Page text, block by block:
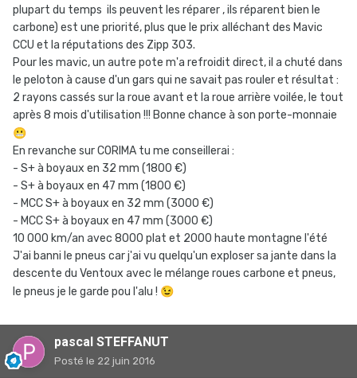
plupart du temps ils peuvent les réparer , ils réparent bien le
carbone) est une priorité, plus que le prix alléchant des Mavic
CCU et la réputations des Zipp 303.
Pour les mavic, un autre pote m'a refroidit direct, il a chuté dans
le peloton à cause d'un gars qui ne savait pas rouler et résultat :
2 rayons cassés sur la roue avant et la roue arrière voilée, le tout
après 8 mois d'utilisation !!! Bonne chance à son porte-monnaie
😬
En revanche sur CORIMA tu me conseillerai :
- S+ à boyaux en 32 mm (1800 €)
- S+ à boyaux en 47 mm (1800 €)
- MCC S+ à boyaux en 32 mm (3000 €)
- MCC S+ à boyaux en 47 mm (3000 €)
10 000 km/an avec 8000 plat et 2000 haute montagne l'été
J'ai banni le pneus car j'ai vu quelqu'un exploser sa jante dans la
descente du Ventoux avec le mélange roues carbone et pneus,
le pneus je le garde pou l'alu ! 😉
pascal STEFFANUT
Posté le 22 juin 2016